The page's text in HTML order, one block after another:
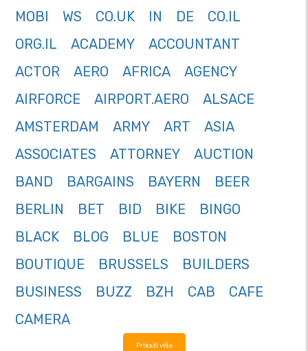
MOBI
WS CO.UK IN DE
CO.IL
ORG.IL
ACADEMY
ACCOUNTANT
ACTOR
AERO AFRICA
AGENCY
AIRFORCE
AIRPORT.AERO
ALSACE
AMSTERDAM
ARMY ART
ASIA
ASSOCIATES
ATTORNEY
AUCTION
BAND
BARGAINS BAYERN
BEER
BERLIN
BET BID BIKE
BINGO
BLACK
BLOG BLUE
BOSTON
BOUTIQUE
BRUSSELS
BUILDERS
BUSINESS
BUZZ BZH CAB
CAFE
CAMERA
Prikaži više